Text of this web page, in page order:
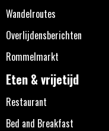
Wandelroutes
Overlijdensberichten
Rommelmarkt
Eten & vrijetijd
Restaurant
Bed and Breakfast